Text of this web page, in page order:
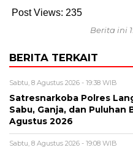
Post Views: 235
Berita ini
BERITA TERKAIT
Sabtu, 8 Agustus 2026 - 19:38 WIB
Satresnarkoba Polres
Sabu, Ganja, dan Puluhan
Agustus 2026
Sabtu, 8 Agustus 2026 - 19:08 WIB